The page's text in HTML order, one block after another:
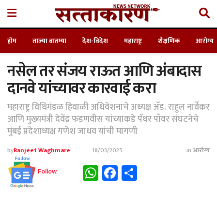
होम ताज्या बातम्या देश-विदेश महाराष्ट्र शैक्षणिक आरोग्य
नसेल तर संजय राऊत आणि अंबादास
दानवे यांच्यावर कारवाई करा
महाराष्ट्र विधिमंडळ हिवाळी अधिवेशनाचे अध्यक्ष ॲड. राहुल नार्वेकर
आणि मुख्यमंत्री देवेंद्र फडणवीस यांच्याकडे पँथर पॉवर संघटनेचे
मुंबई प्रदेशाध्यक्ष गणेश जाधव यांची मागणी
byRanjeet Waghmare 18/03/2025 in आरोग्य
Follow WhatsApp
Facebook